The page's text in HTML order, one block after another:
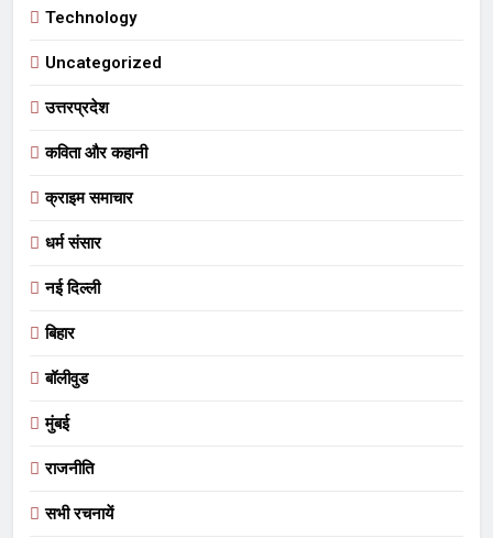
Technology
Uncategorized
उत्तरप्रदेश
कविता और कहानी
क्राइम समाचार
धर्म संसार
नई दिल्ली
बिहार
बॉलीवुड
मुंबई
राजनीति
सभी रचनायें